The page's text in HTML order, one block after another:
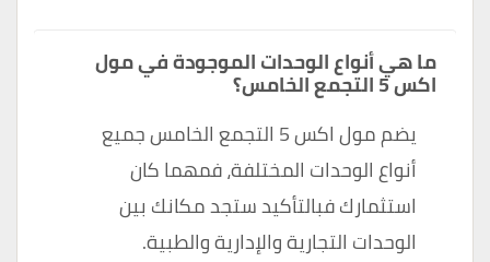
ما هي أنواع الوحدات الموجودة في مول
اكس 5 التجمع الخامس؟
يضم مول اكس 5 التجمع الخامس جميع
أنواع الوحدات المختلفة، فمهما كان
استثمارك فبالتأكيد ستجد مكانك بين
الوحدات التجارية والإدارية والطبية.